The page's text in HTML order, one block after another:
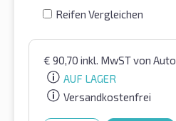
Reifen Vergleichen
€ 90,70 inkl. MwSTvon
AUF LAGER
Versandkostenfrei